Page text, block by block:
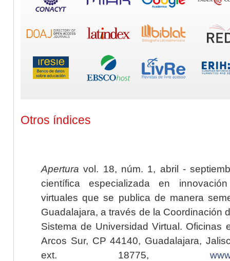
Otros índices
Apertura vol. 18, núm. 1, abril -
científica especializada en
virtuales que se publica de manera
Guadalajara, a través de la Coordinación
Sistema de Universidad Virtual. Oficinas
Arcos Sur, CP 44140, Guadalajara,
ext. 18775,